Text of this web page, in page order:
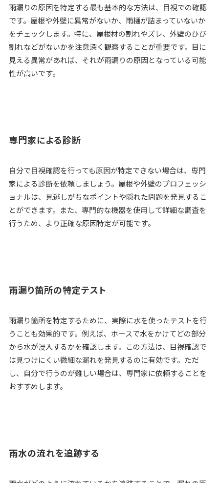
雨漏りの原因を特定する最も基本的な方法は、目視での確認
です。屋根や外壁に異常がないか、雨樋が詰まっていないか
をチェックします。特に、屋根材の割れやズレ、外壁のひび
割れなどがないかを注意深く観察することが重要です。目に
見える異常があれば、それが雨漏りの原因となっている可能
性が高いです。
専門家による診断
自分で目視確認を行っても原因が特定できない場合は、専門
家による診断を依頼しましょう。屋根や外壁のプロフェッシ
ョナルは、見逃しがちなポイントや隠れた問題を発見するこ
とができます。また、専門的な機器を使用して詳細な調査を
行うため、より正確な原因特定が可能です。
雨漏り箇所の特定テスト
雨漏り箇所を特定するために、実際に水を使ったテストを行
うことも効果的です。例えば、ホースで水をかけてどの部分
から水が浸入するかを確認します。この方法は、目視確認で
は見つけにくい微細な漏れを発見するのに有効です。ただ
し、自分で行うのが難しい場合は、専門家に依頼することを
おすすめします。
雨水の流れを追跡する